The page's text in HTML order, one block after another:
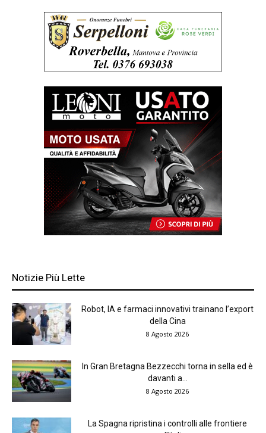
Notizie Più Lette
Robot, IA e farmaci innovativi trainano l’export
della Cina
8 Agosto 2026
In Gran Bretagna Bezzecchi torna in sella ed è
davanti a...
8 Agosto 2026
La Spagna ripristina i controlli alle frontiere